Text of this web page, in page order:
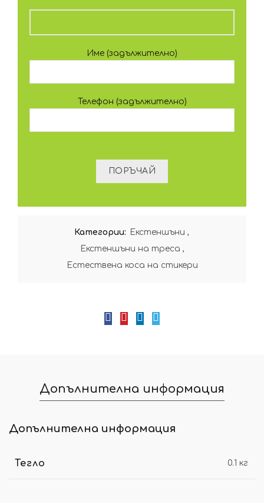
Име (задължително)
Телефон (задължително)
Категории: Екстеншъни ,
Екстеншъни на треса ,
Естествена коса на стикери
Допълнителна информация
Допълнителна информация
Тегло 0.1 кг